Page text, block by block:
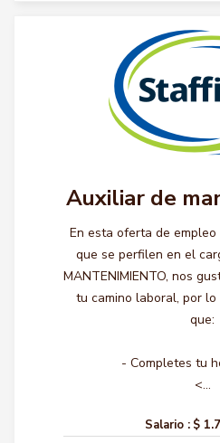
Auxiliar de
En esta oferta de
que se perfilen en el
MANTENIMIENTO, nos
tu camino laboral, por
que:
- Completes tu
<...
Salario : $